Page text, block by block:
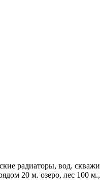
радиаторы, вод.
20 м. озеро, лес